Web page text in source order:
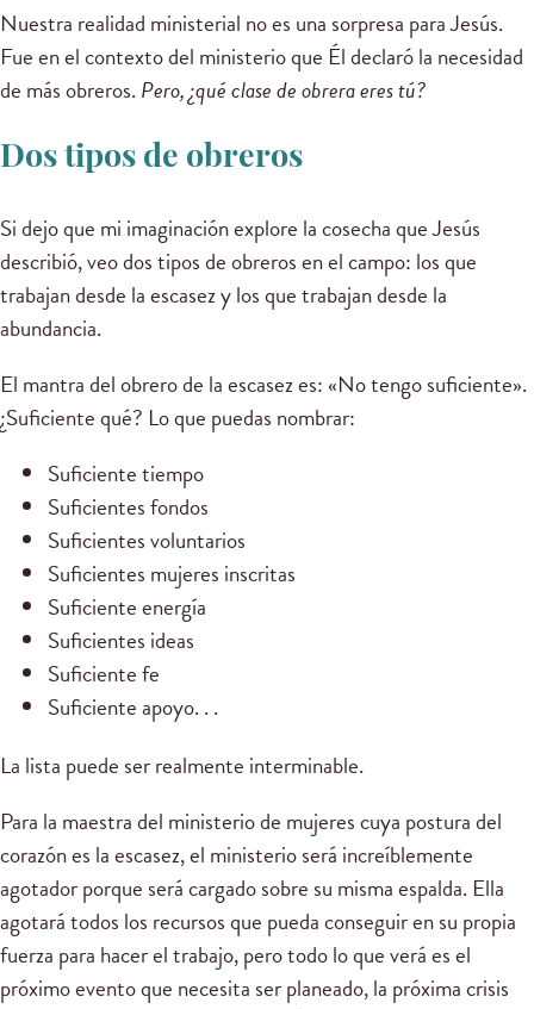
Nuestra realidad ministerial no es una sorpresa para Jesús.
Fue en el contexto del ministerio que Él declaró la necesidad
de más obreros. Pero, ¿qué clase de obrera eres tú?
Dos tipos de obreros
Si dejo que mi imaginación explore la cosecha que Jesús
describió, veo dos tipos de obreros en el campo: los que
trabajan desde la escasez y los que trabajan desde la
abundancia.
El mantra del obrero de la escasez es: «No tengo suficiente».
¿Suficiente qué? Lo que puedas nombrar:
Suficiente tiempo
Suficientes fondos
Suficientes voluntarios
Suficientes mujeres inscritas
Suficiente energía
Suficientes ideas
Suficiente fe
Suficiente apoyo. . .
La lista puede ser realmente interminable.
Para la maestra del ministerio de mujeres cuya postura del
corazón es la escasez, el ministerio será increíblemente
agotador porque será cargado sobre su misma espalda. Ella
agotará todos los recursos que pueda conseguir en su propia
fuerza para hacer el trabajo, pero todo lo que verá es el
próximo evento que necesita ser planeado, la próxima crisis